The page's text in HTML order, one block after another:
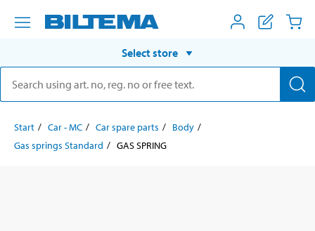
Select store
Start Car - MC Car spare parts
Body
Gas springs Standard
GAS SPRING